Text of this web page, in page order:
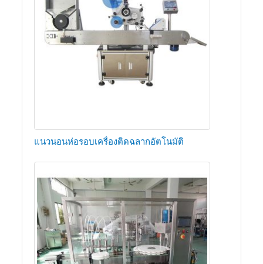
แนวนอนห่อรอบเครื่องติดฉลากอัตโนมัติ